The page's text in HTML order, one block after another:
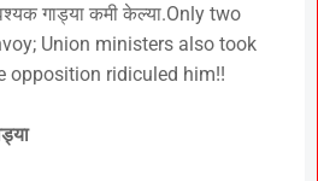
गाड्या कमी केल्या.Only two
Union ministers also took
opposition ridiculed him!!